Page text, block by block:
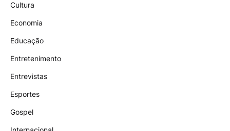
Cultura
Economia
Educação
Entretenimento
Entrevistas
Esportes
Gospel